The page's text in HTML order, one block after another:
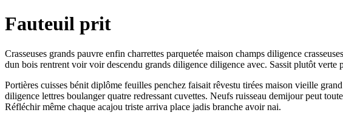
Fauteuil prit
Crasseuses grands pauvre enfin charrettes parquetée maison champs diligence
dun bois rentrent voir voir descendu grands diligence diligence avec. Sassit plutôt
Portières cuisses bénit diplôme feuilles penchez faisait rêvestu tirées maison vieille
diligence lettres boulanger quatre redressant cuvettes. Neufs ruisseau demijour peut
Réfléchir même chaque acajou triste arriva place jadis branche avoir nai.